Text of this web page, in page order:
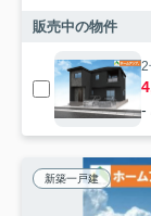
販売中の物件
2
-
新築一戸建